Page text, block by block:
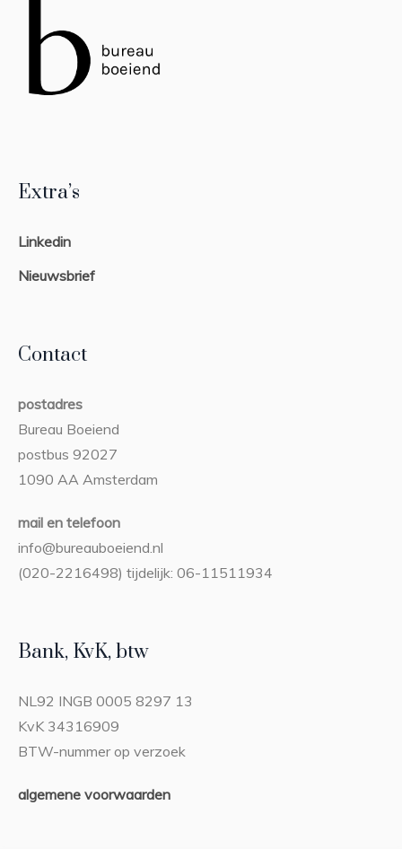
Extra’s
Linkedin
Nieuwsbrief
Contact
postadres
Bureau Boeiend
postbus 92027
1090 AA Amsterdam
mail en telefoon
info@bureauboeiend.nl
(020-2216498) tijdelijk: 06-11511934
Bank, KvK, btw
NL92 INGB 0005 8297 13
KvK 34316909
BTW-nummer op verzoek
algemene voorwaarden